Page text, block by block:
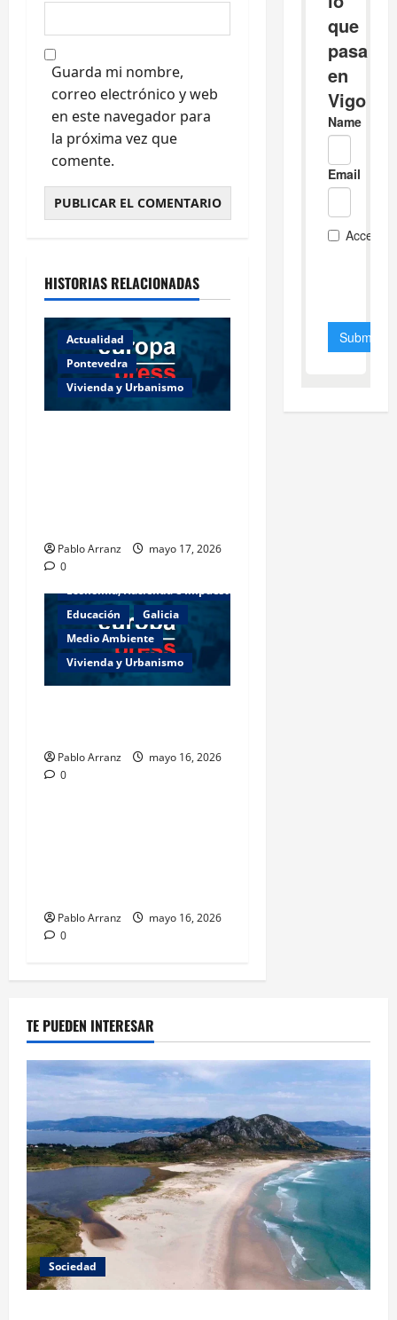
Guarda mi nombre,
correo electrónico y web
en este navegador para
la próxima vez que
comente.
HISTORIAS RELACIONADAS
Actualidad
Pontevedra
Vivienda y Urbanismo
Pablo Arranz
mayo 17, 2026
0
Economía, Hacienda e Impuestos
Educación
Galicia
Medio Ambiente
Vivienda y Urbanismo
Pablo Arranz
mayo 16, 2026
0
Pablo Arranz
mayo 16, 2026
0
TE PUEDEN INTERESAR
Sociedad